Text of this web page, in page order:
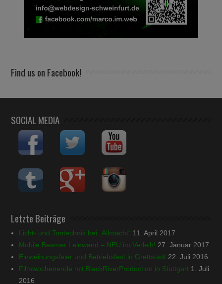
Find us on Facebook!
SOCIAL MEDIA
Letzte Beiträge
Licht- und Tontechnik bei „Allmächt“ 11. April 2017
Mobile Beamer Leinwand – NEU im Verleih! 27. Januar 2017
Einweihungsfeier und Betriebsfest in Grettstadt 22. Juli 2016
Filmwochenende mit BlackRiverProduction in Stuttgart 1. Juli
2016